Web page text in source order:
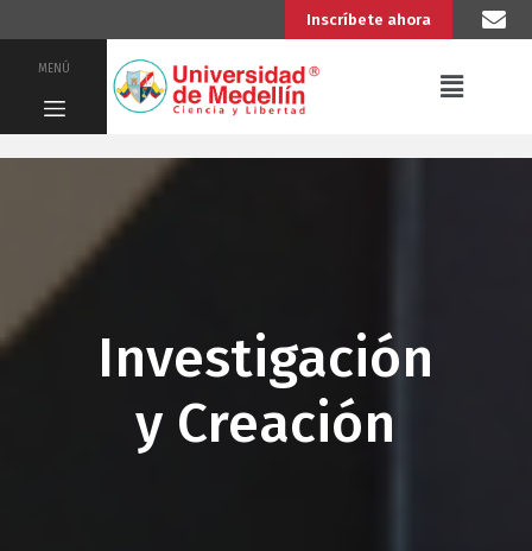
Inscríbete ahora
MENÚ
Investigación
y Creación